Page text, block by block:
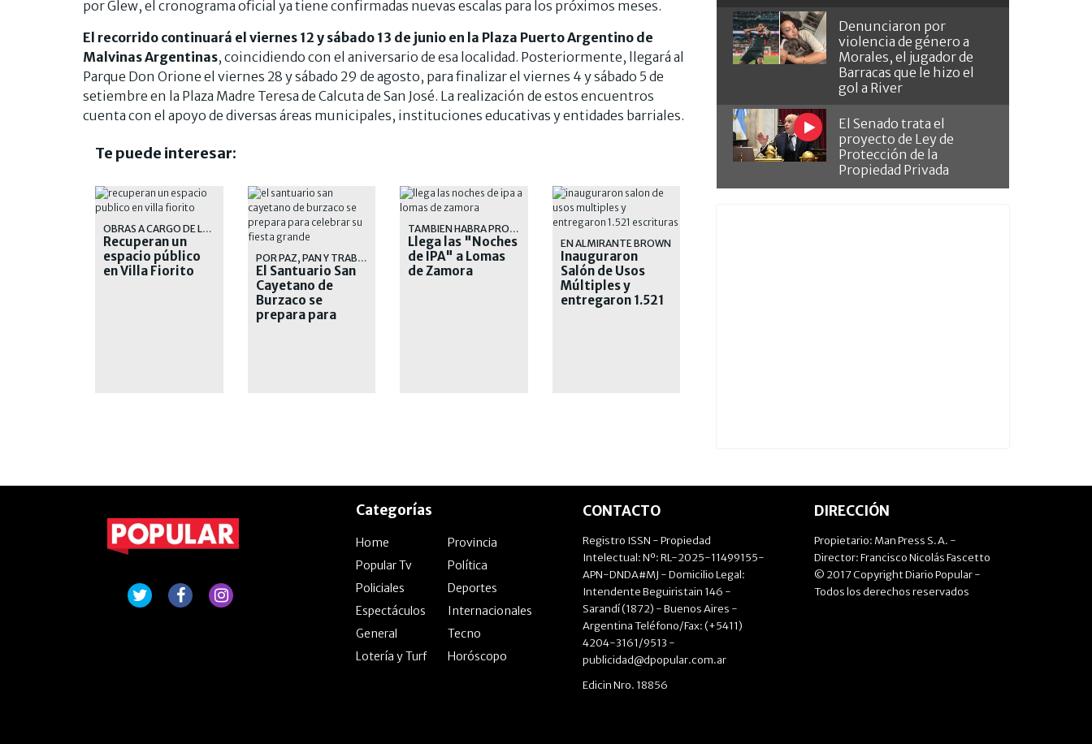
por Glew, el cronograma oficial ya tiene confirmadas nuevas escalas para los próximos meses.
El recorrido continuará el viernes 12 y sábado 13 de junio en la Plaza Puerto Argentino de
Malvinas Argentinas, coincidiendo con el aniversario de esa localidad. Posteriormente, llegará al
Parque Don Orione el viernes 28 y sábado 29 de agosto, para finalizar el viernes 4 y sábado 5 de
setiembre en la Plaza Madre Teresa de Calcuta de San José. La realización de estos encuentros
cuenta con el apoyo de diversas áreas municipales, instituciones educativas y entidades barriales.
Te puede interesar:
OBRAS A CARGO DE LA MUNICIPALIDAD DE LOMAS DE ZAMORA
Recuperan un
espacio público
en Villa Fiorito
POR PAZ, PAN Y TRABAJO
El Santuario San
Cayetano de
Burzaco se
prepara para
TAMBIEN HABRA PROMOCIONES EN COMIDAS
Llega las "Noches
de IPA" a Lomas
de Zamora
EN ALMIRANTE BROWN
Inauguraron
Salón de Usos
Múltiples y
entregaron 1.521
Denunciaron por
violencia de género a
Morales, el jugador de
Barracas que le hizo el
gol a River
El Senado trata el
proyecto de Ley de
Protección de la
Propiedad Privada
Categorías
Home
Provincia
Popular Tv
Política
Policiales
Deportes
Espectáculos
Internacionales
General
Tecno
Lotería y Turf
Horóscopo
CONTACTO
Registro ISSN - Propiedad
Intelectual: Nº: RL-2025-11499155-
APN-DNDA#MJ - Domicilio Legal:
Intendente Beguiristain 146 -
Sarandí (1872) - Buenos Aires -
Argentina Teléfono/Fax: (+5411)
4204-3161/9513 -
publicidad@dpopular.com.ar
Edicin Nro. 18856
DIRECCIÓN
Propietario: Man Press S.A. -
Director: Francisco Nicolás Fascetto
© 2017 Copyright Diario Popular -
Todos los derechos reservados